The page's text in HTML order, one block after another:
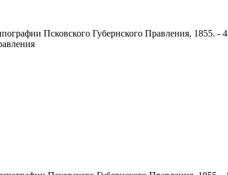
Псковского Губернского Правления, 1855. -